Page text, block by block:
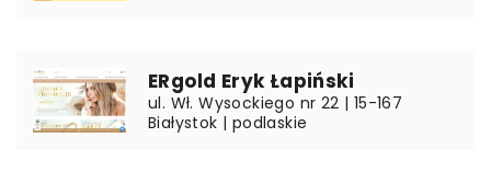
ERgold Eryk Łapiński
ul. Wł. Wysockiego nr 22 | 15-167
Białystok | podlaskie